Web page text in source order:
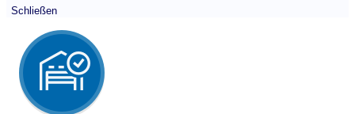
Schließen